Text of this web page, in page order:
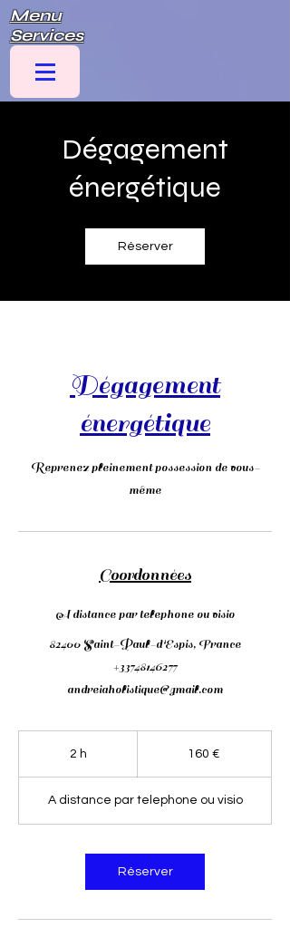
Menu
Services
Dégagement
énergétique
Réserver
Dégagement
énergétique
Reprenez pleinement possession de vous-
même
Coordonnées
A distance par telephone ou visio
82400 Saint-Paul-d'Espis, France
+33748146277
andreiaholistique@gmail.com
2 h 160 €
A distance par telephone ou visio
Réserver